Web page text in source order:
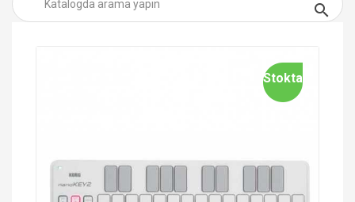

Stokta